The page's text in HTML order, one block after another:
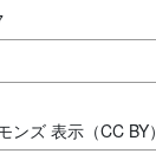
ズ 表示（CC BY）